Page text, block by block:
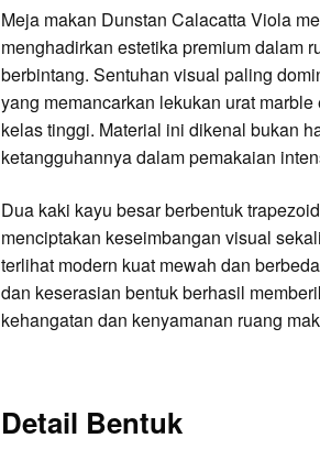
Meja makan Dunstan Calacatta Viola
menghadirkan estetika premium dalam
berbintang. Sentuhan visual paling
yang memancarkan lekukan urat
kelas tinggi. Material ini dikenal bukan
ketangguhannya dalam pemakaian
Dua kaki kayu besar berbentuk
menciptakan keseimbangan visual
terlihat modern kuat mewah dan
dan keserasian bentuk berhasil
kehangatan dan kenyamanan ruang
Detail Bentuk